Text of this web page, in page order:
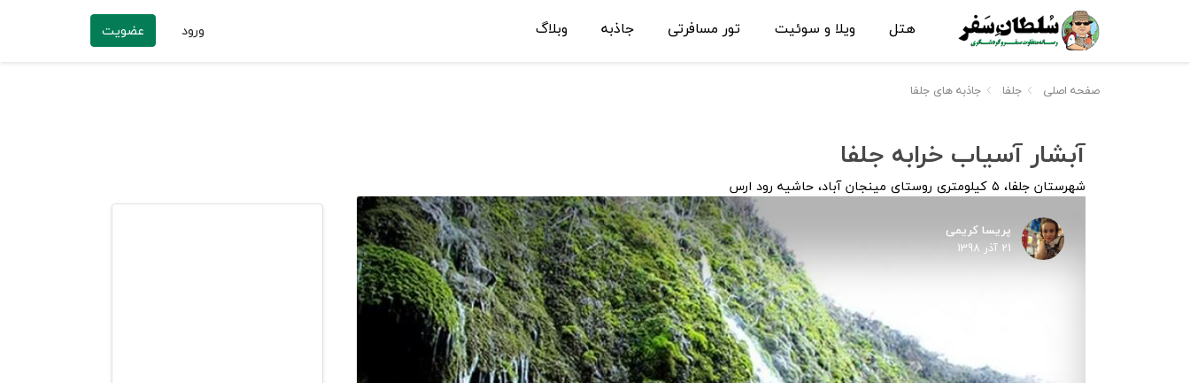
هتل ویلا و سوئیت تور مسافرتی جاذبه وبلاگ ورود عضویت
صفحه اصلی جلفا جاذبه های جلفا
آبشار آسیاب خرابه جلفا
شهرستان جلفا، ۵ کیلومتری روستای مینجان آباد، حاشیه رود ارس
پریسا کریمی
21 آذر 1398